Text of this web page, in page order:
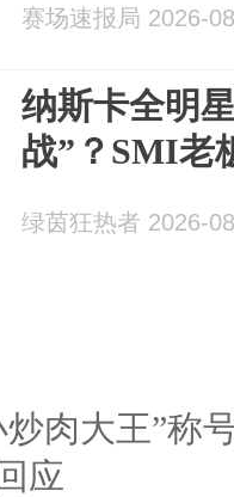
赛场速报局 2026-
纳斯卡全明
战”？SMI老
绿茵狂热者 2026-
肉大王”称
应